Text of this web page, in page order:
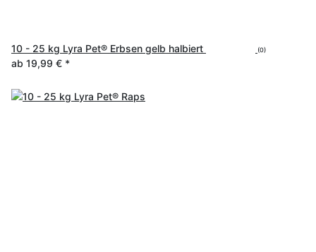
10 - 25 kg Lyra Pet® Erbsen gelb halbiert (0)
ab 19,99 € *